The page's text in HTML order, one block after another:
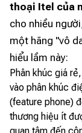
thoại Itel của
cho nhiều
một hãng "vô
hiểu lầm này:
Phân khúc giá
vào phân khúc
(feature phone)
thương hiệu ít